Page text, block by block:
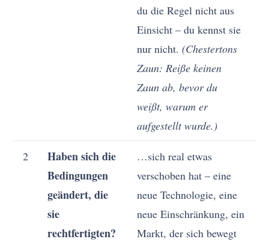
du die Regel nicht aus
Einsicht – du kennst sie
nur nicht.(Chestertons
Zaun: Reiße keinen
Zaun ab, bevor du
weißt, warum er
aufgestellt wurde.)
2
Haben sich die
Bedingungen
geändert, die
sie
rechtfertigten?
…sich real etwas
verschoben hat – eine
neue Technologie, eine
neue Einschränkung, ein
Markt, der sich bewegt